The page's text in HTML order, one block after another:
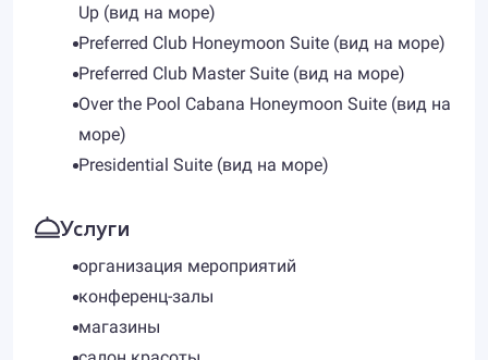
Up (вид на море)
Preferred Club Honeymoon Suite (вид на море)
Preferred Club Master Suite (вид на море)
Over the Pool Cabana Honeymoon Suite (вид на
море)
Presidential Suite (вид на море)
Услуги
организация мероприятий
конференц-залы
магазины